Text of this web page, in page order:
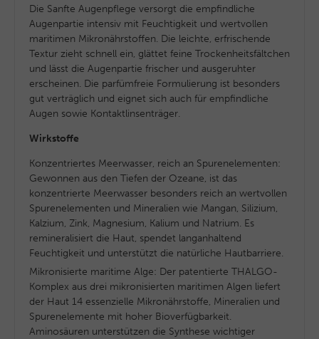
Die Sanfte Augenpflege versorgt die empfindliche
Augenpartie intensiv mit Feuchtigkeit und wertvollen
maritimen Mikronährstoffen. Die leichte, erfrischende
Textur zieht schnell ein, glättet feine Trockenheitsfältchen
und lässt die Augenpartie frischer und ausgeruhter
erscheinen. Die parfümfreie Formulierung ist besonders
gut verträglich und eignet sich auch für empfindliche
Augen sowie Kontaktlinsenträger.
Wirkstoffe
Konzentriertes Meerwasser, reich an Spurenelementen:
Gewonnen aus den Tiefen der Ozeane, ist das
konzentrierte Meerwasser besonders reich an wertvollen
Spurenelementen und Mineralien wie Mangan, Silizium,
Kalzium, Zink, Magnesium, Kalium und Natrium. Es
remineralisiert die Haut, spendet langanhaltend
Feuchtigkeit und unterstützt die natürliche Hautbarriere.
Mikronisierte maritime Alge: Der patentierte THALGO-
Komplex aus drei mikronisierten maritimen Algen liefert
der Haut 14 essenzielle Mikronährstoffe, Mineralien und
Spurenelemente mit hoher Bioverfügbarkeit.
Aminosäuren unterstützen die Synthese wichtiger